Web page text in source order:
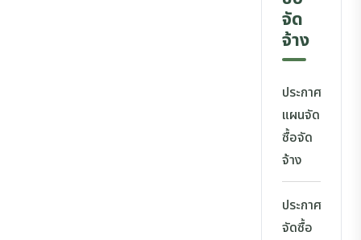
จัด
จ้าง
ประกาศ
แผนจัด
ซื้อจัด
จ้าง
ประกาศ
จัดซื้อ